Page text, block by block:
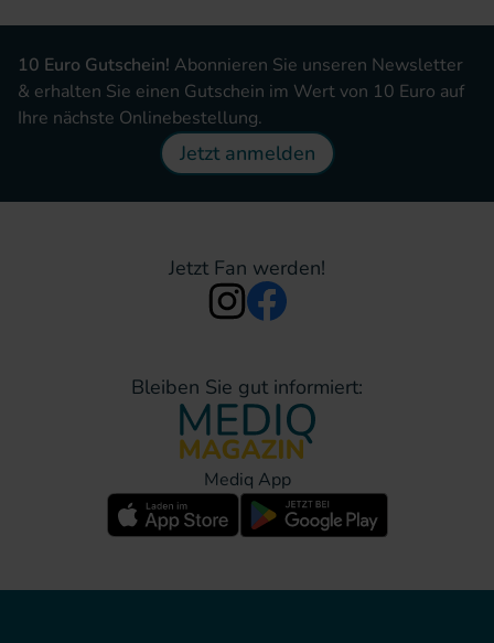
10 Euro Gutschein! Abonnieren Sie unseren Newsletter
& erhalten Sie einen Gutschein im Wert von 10 Euro auf
Ihre nächste Onlinebestellung.
Jetzt anmelden
Jetzt Fan werden!
Bleiben Sie gut informiert:
Mediq App